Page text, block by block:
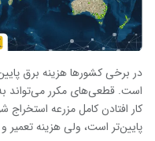
در برخی کشورها هزینه برق
است. قطعی‌های مکرر می‌تواند
کار افتادن کامل مزرعه
پایین‌تر است، ولی هزینه تعمیر